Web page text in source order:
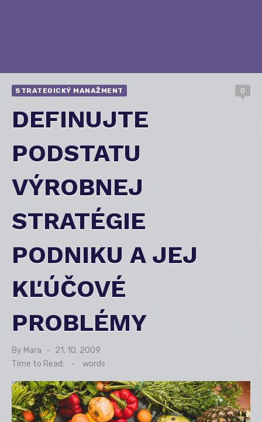
STRATEGICKÝ MANAŽMENT 0
DEFINUJTE
PODSTATU
VÝROBNEJ
STRATÉGIE
PODNIKU A JEJ
KĽÚČOVÉ
PROBLÉMY
By Mara
Posted
on
21. 10. 2009
Time to Read:
- words